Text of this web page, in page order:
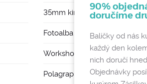
35mm kinofilmy
Fotoalba a rámy
Workshopy
Polagraph Mates
90%
doručíme
Balíčky od nás
každý den
nich doručí
Objednávky